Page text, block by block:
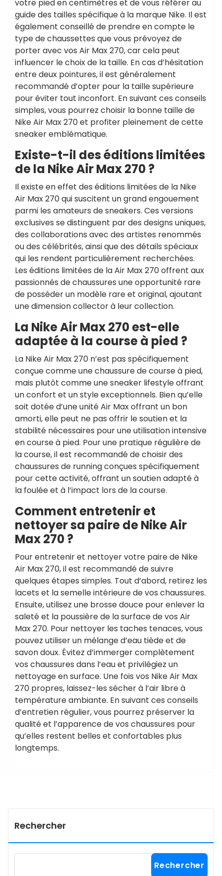
votre pied en centimètres et de vous référer au
guide des tailles spécifique à la marque Nike. Il est
également conseillé de prendre en compte le
type de chaussettes que vous prévoyez de
porter avec vos Air Max 270, car cela peut
influencer le choix de la taille. En cas d’hésitation
entre deux pointures, il est généralement
recommandé d’opter pour la taille supérieure
pour éviter tout inconfort. En suivant ces conseils
simples, vous pourrez choisir la bonne taille de
Nike Air Max 270 et profiter pleinement de cette
sneaker emblématique.
Existe-t-il des éditions limitées
de la Nike Air Max 270 ?
Il existe en effet des éditions limitées de la Nike
Air Max 270 qui suscitent un grand engouement
parmi les amateurs de sneakers. Ces versions
exclusives se distinguent par des designs uniques,
des collaborations avec des artistes renommés
ou des célébrités, ainsi que des détails spéciaux
qui les rendent particulièrement recherchées.
Les éditions limitées de la Air Max 270 offrent aux
passionnés de chaussures une opportunité rare
de posséder un modèle rare et original, ajoutant
une dimension collector à leur collection.
La Nike Air Max 270 est-elle
adaptée à la course à pied ?
La Nike Air Max 270 n’est pas spécifiquement
conçue comme une chaussure de course à pied,
mais plutôt comme une sneaker lifestyle offrant
un confort et un style exceptionnels. Bien qu’elle
soit dotée d’une unité Air Max offrant un bon
amorti, elle peut ne pas offrir le soutien et la
stabilité nécessaires pour une utilisation intensive
en course à pied. Pour une pratique régulière de
la course, il est recommandé de choisir des
chaussures de running conçues spécifiquement
pour cette activité, offrant un soutien adapté à
la foulée et à l’impact lors de la course.
Comment entretenir et
nettoyer sa paire de Nike Air
Max 270 ?
Pour entretenir et nettoyer votre paire de Nike
Air Max 270, il est recommandé de suivre
quelques étapes simples. Tout d’abord, retirez les
lacets et la semelle intérieure de vos chaussures.
Ensuite, utilisez une brosse douce pour enlever la
saleté et la poussière de la surface de vos Air
Max 270. Pour nettoyer les taches tenaces, vous
pouvez utiliser un mélange d’eau tiède et de
savon doux. Évitez d’immerger complètement
vos chaussures dans l’eau et privilégiez un
nettoyage en surface. Une fois vos Nike Air Max
270 propres, laissez-les sécher à l’air libre à
température ambiante. En suivant ces conseils
d’entretien régulier, vous pourrez préserver la
qualité et l’apparence de vos chaussures pour
qu’elles restent belles et confortables plus
longtemps.
Rechercher
Rechercher